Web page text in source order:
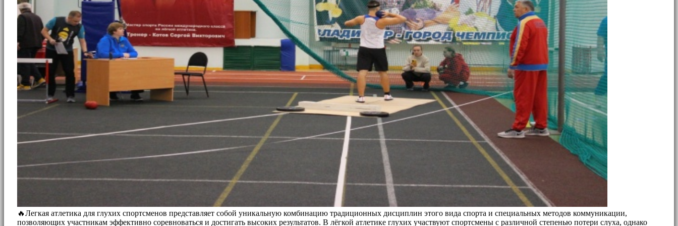
🔥Легкая атлетика для глухих спортсменов представляет собой уникальную комбинацию традиционных дисциплин этого вида спорта и специальных методов коммуникации,
позволяющих участникам эффективно соревноваться и достигать высоких результатов. В лёгкой атлетике глухих участвуют спортсмены с различной степенью потери слуха, однако